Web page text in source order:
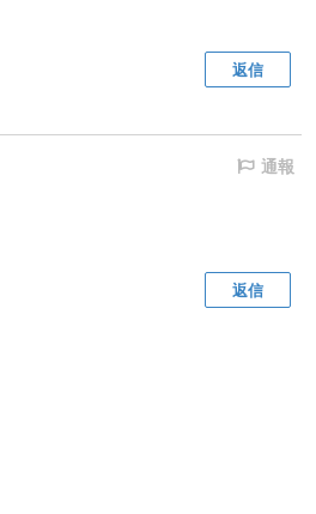
返信
通報
返信